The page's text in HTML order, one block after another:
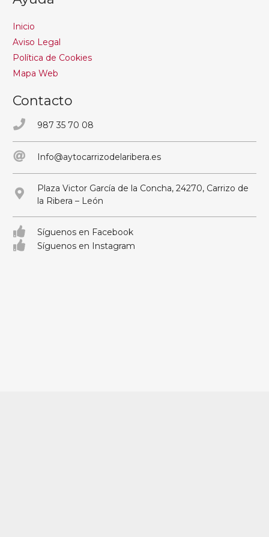
Inicio
Aviso Legal
Política de Cookies
Mapa Web
Contacto
987 35 70 08
Info@aytocarrizodelaribera.es
Plaza Victor García de la Concha, 24270, Carrizo de
la Ribera – León
Síguenos en Facebook
Síguenos en Instagram